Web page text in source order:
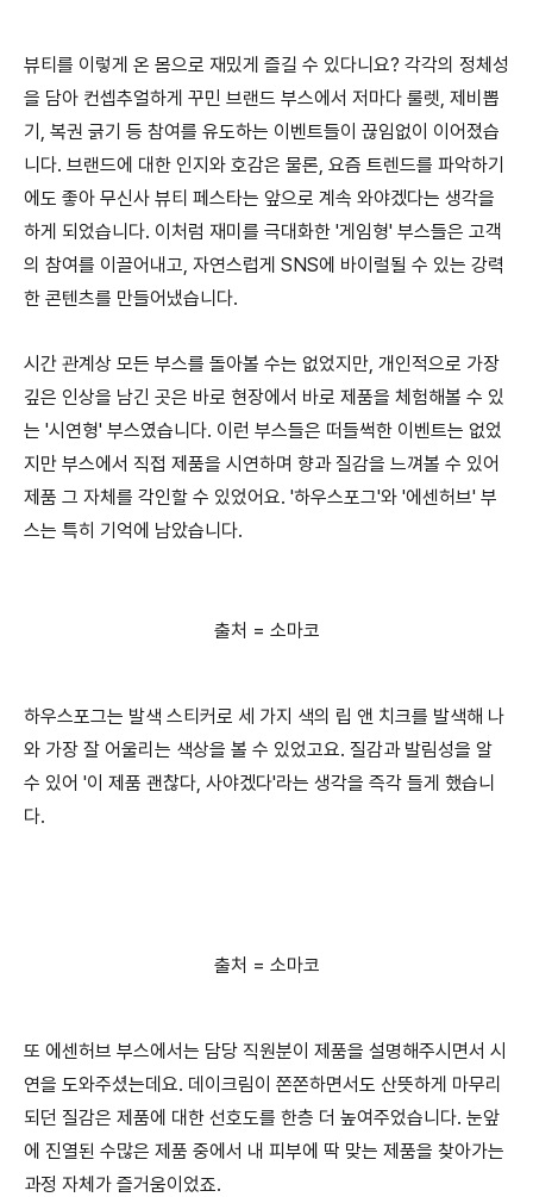
뷰티를 이렇게 온 몸으로 재밌게 즐길 수 있다니요? 각각의 정체성
을 담아 컨셉추얼하게 꾸민 브랜드 부스에서 저마다 룰렛, 제비뽑
기, 복권 긁기 등 참여를 유도하는 이벤트들이 끊임없이 이어졌습
니다. 브랜드에 대한 인지와 호감은 물론, 요즘 트렌드를 파악하기
에도 좋아 무신사 뷰티 페스타는 앞으로 계속 와야겠다는 생각을
하게 되었습니다. 이처럼 재미를 극대화한 '게임형' 부스들은 고객
의 참여를 이끌어내고, 자연스럽게 SNS에 바이럴될 수 있는 강력
한 콘텐츠를 만들어냈습니다.
시간 관계상 모든 부스를 돌아볼 수는 없었지만, 개인적으로 가장
깊은 인상을 남긴 곳은 바로 현장에서 바로 제품을 체험해볼 수 있
는 '시연형' 부스였습니다. 이런 부스들은 떠들썩한 이벤트는 없었
지만 부스에서 직접 제품을 시연하며 향과 질감을 느껴볼 수 있어
제품 그 자체를 각인할 수 있었어요. '하우스포그'와 '에센허브' 부
스는 특히 기억에 남았습니다.
출처 = 소마코
하우스포그는 발색 스티커로 세 가지 색의 립 앤 치크를 발색해 나
와 가장 잘 어울리는 색상을 볼 수 있었고요. 질감과 발림성을 알
수 있어 '이 제품 괜찮다, 사야겠다'라는 생각을 즉각 들게 했습니
다.
출처 = 소마코
또 에센허브 부스에서는 담당 직원분이 제품을 설명해주시면서 시
연을 도와주셨는데요. 데이크림이 쫀쫀하면서도 산뜻하게 마무리
되던 질감은 제품에 대한 선호도를 한층 더 높여주었습니다. 눈앞
에 진열된 수많은 제품 중에서 내 피부에 딱 맞는 제품을 찾아가는
과정 자체가 즐거움이었죠.